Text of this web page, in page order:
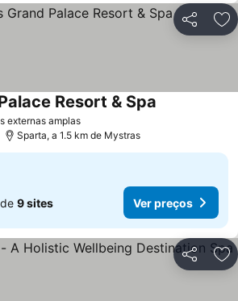
Partilhar
externas amplasVer preços
Resort & Spa
Sparta, a 1.5 km de Mystras
9 sites Ver preços
Partilhar